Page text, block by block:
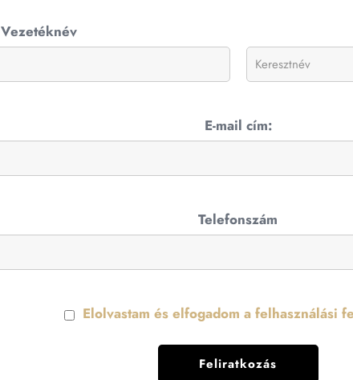
Vezetéknév
E-mail cím:
Telefonszám
Elolvastam és elfogadom a felhasználási